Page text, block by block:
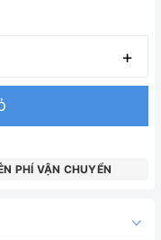
+
PHÍ VẬN CHUYỂN